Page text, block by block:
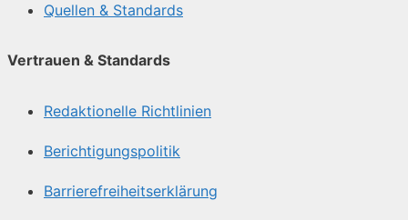
Quellen & Standards
Vertrauen & Standards
Redaktionelle Richtlinien
Berichtigungspolitik
Barrierefreiheitserklärung